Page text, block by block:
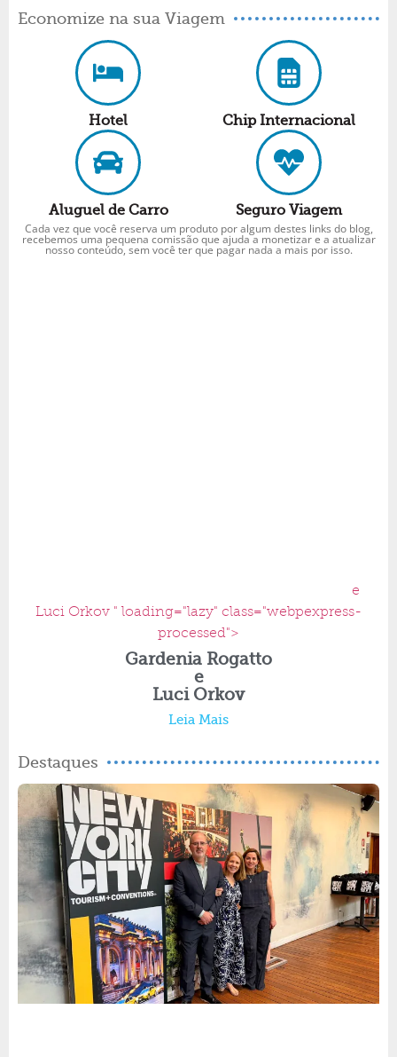
Economize na sua Viagem
Hotel Chip Internacional
Aluguel de Carro Seguro Viagem
Cada vez que você reserva um produto por algum destes links do blog,
recebemos uma pequena comissão que ajuda a monetizar e a atualizar
nosso conteúdo, sem você ter que pagar nada a mais por isso.
e
Luci Orkov " loading="lazy" class="webpexpress-
processed">
Gardenia Rogatto
e
Luci Orkov
Leia Mais
Destaques